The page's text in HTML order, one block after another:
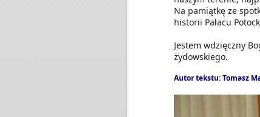
Na pamiątkę ze
historii Pałacu
Jestem wdzięczny
żydowskiego.
Autor tekstu: Tomasz